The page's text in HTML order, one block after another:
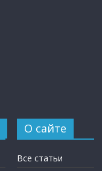
О сайте
Все статьи